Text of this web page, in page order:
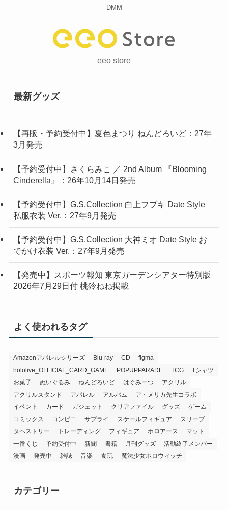
DMM
eeo store
最新グッズ
【再販・予約受付中】夏色まつり ねんどろいど：27年
3月発売
【予約受付中】さくらみこ ／ 2nd Album 『Blooming
Cinderella』：26年10月14日発売
【予約受付中】G.S.Collection 白上フブキ Date Style
私服衣装 Ver.：27年9月発売
【予約受付中】G.S.Collection 大神ミオ Date Style お
でかけ衣装 Ver.：27年9月発売
【発売中】スポーツ報知 東京ガーデンシアター特別版
2026年7月29日付 桃鈴ねね掲載
よく使われるタグ
Amazonアパレルシリーズ Blu-ray CD
figma
hololive_OFFICIAL_CARD_GAME
POPUPPARADE TCG
Tシャツ
お菓子
ぬいぐるみ ねんどろいど はぐみーつ
アクリル
アクリルスタンド
アパレル アルバム
ア・メリカ先生コラボ
イベント
カード ガジェット クリアファイル グッズ
ゲーム
コミックス
コンビニ サプライ スケールフィギュア
スリーブ
タペストリー
トレーディング フィギュア ホロアース
マット
一番くじ
予約受付中 新聞 書籍 月刊グッズ
活動終了メンバー
漫画
発売中 雑誌 音楽 食玩 魔法少女ホロウィッチ
カテゴリー